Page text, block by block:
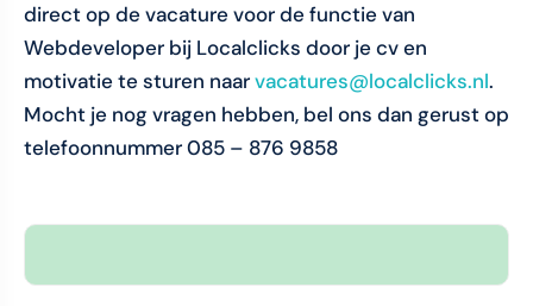
direct op de vacature voor de functie van
Webdeveloper bij Localclicks door je cv en
motivatie te sturen naarvacatures@localclicks.nl.
Mocht je nog vragen hebben, bel ons dan gerust op
telefoonnummer 085 – 876 9858